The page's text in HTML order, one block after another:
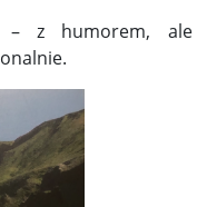
– z humorem, ale